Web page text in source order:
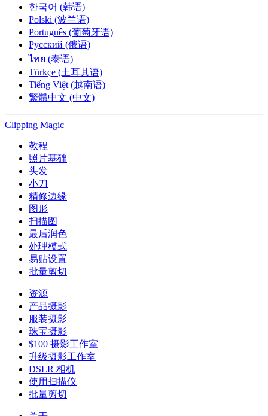
한국어 (韩语)
Polski (波兰语)
Português (葡萄牙语)
Русский (俄语)
ไทย (泰语)
Türkçe (土耳其语)
Tiếng Việt (越南语)
繁體中文 (中文)
Clipping Magic
教程
照片基础
头发
小刀
精修边缘
图形
扫描图
最后润色
处理模式
易贴设置
批量剪切
资源
产品摄影
服装摄影
珠宝摄影
$100 摄影工作室
升级摄影工作室
DSLR 相机
使用扫描仪
批量剪切